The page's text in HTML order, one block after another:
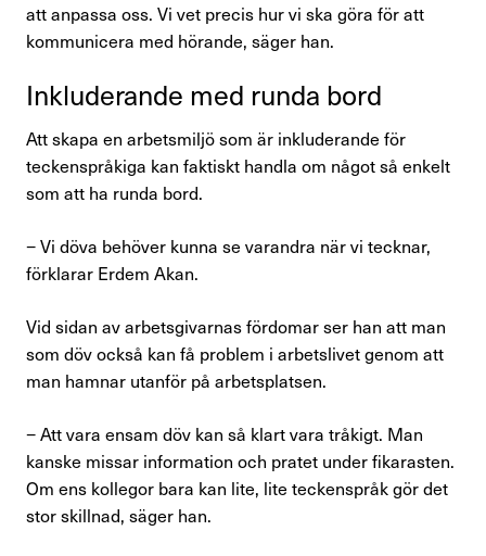
att anpassa oss. Vi vet precis hur vi ska göra för att
kom­municera med hörande, säger han.
Inklu­de­rande med runda bord
Att skapa en arbetsmiljö som är inkluderan­de för
teckenspråkiga kan faktiskt handla om något så enkelt
som att ha runda bord.
− Vi döva behöver kunna se varandra när vi tecknar,
förklarar Erdem Akan.
Vid sidan av arbetsgivarnas fördomar ser han att man
som döv också kan få problem i arbetslivet genom att
man hamnar utanför på arbetsplatsen.
− Att vara ensam döv kan så klart vara tråkigt. Man
kanske missar information och pratet under fikarasten.
Om ens kollegor bara kan lite, lite teckenspråk gör det
stor skillnad, säger han.